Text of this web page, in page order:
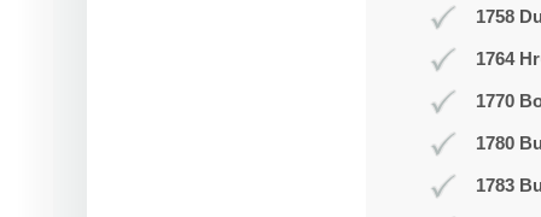
1758
1764
1770
1780
1783